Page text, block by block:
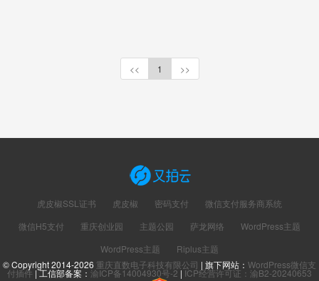
<< 1 >>
虎皮椒SSL证书 虎皮椒 密码支付
微信支付服务商系统
微信H5支付
重庆创业园 主题公园 萨龙网络
WordPress主题
WordPress主题
Riplus主题
© Copyright 2014-2026 重庆直数电子科技有限公司 | 旗下网站： WordPress微信支
付插件 | 工信部备案： 渝ICP备14004930号-2|ICP经营许可证：渝B2-20240653